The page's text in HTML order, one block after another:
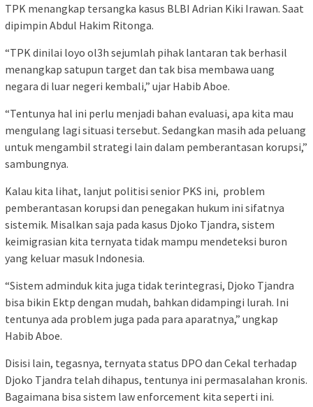
TPK menangkap tersangka kasus BLBI Adrian Kiki Irawan. Saat
dipimpin Abdul Hakim Ritonga.
“TPK dinilai loyo ol3h sejumlah pihak lantaran tak berhasil
menangkap satupun target dan tak bisa membawa uang
negara di luar negeri kembali,” ujar Habib Aboe.
“Tentunya hal ini perlu menjadi bahan evaluasi, apa kita mau
mengulang lagi situasi tersebut. Sedangkan masih ada peluang
untuk mengambil strategi lain dalam pemberantasan korupsi,”
sambungnya.
Kalau kita lihat, lanjut politisi senior PKS ini, problem
pemberantasan korupsi dan penegakan hukum ini sifatnya
sistemik. Misalkan saja pada kasus Djoko Tjandra, sistem
keimigrasian kita ternyata tidak mampu mendeteksi buron
yang keluar masuk Indonesia.
“Sistem adminduk kita juga tidak terintegrasi, Djoko Tjandra
bisa bikin Ektp dengan mudah, bahkan didampingi lurah. Ini
tentunya ada problem juga pada para aparatnya,” ungkap
Habib Aboe.
Disisi lain, tegasnya, ternyata status DPO dan Cekal terhadap
Djoko Tjandra telah dihapus, tentunya ini permasalahan kronis.
Bagaimana bisa sistem law enforcement kita seperti ini.